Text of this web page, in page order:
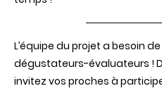
L’équipe du projet a besoin
dégustateurs-évaluateurs !
invitez vos proches à